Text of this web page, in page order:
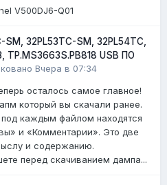
V500DJ6-Q01
SM, 32PL53TC-SM, 32PL54TC,
TP.MS3663S.PB818 USB ПО
Вчера в 07:34
осталось самое главное!
который вы скачали ранее.
каждым файлом находятся
и «Комментарии». Это две
и содержанию.
перед скачиванием дампа...